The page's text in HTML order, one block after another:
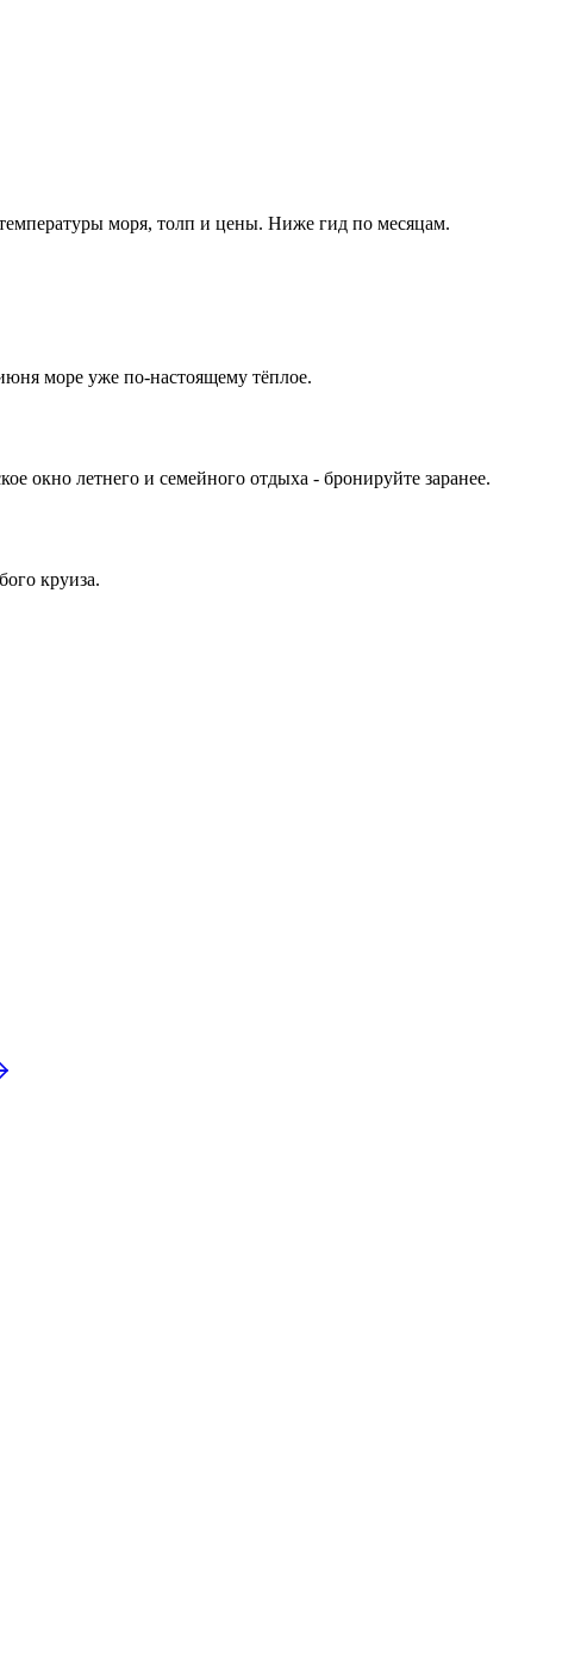
моря, толп и цены. Ниже гид по месяцам.
море уже по-настоящему тёплое.
окно летнего и семейного отдыха - бронируйте заранее.
круиза.